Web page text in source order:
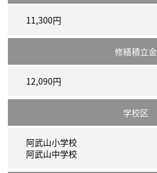
11,300円
修繕積立金
12,090円
学校区
阿武山小学校
阿武山中学校